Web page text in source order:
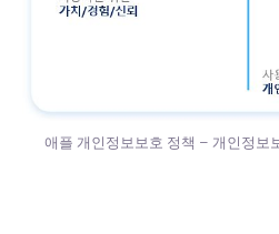
애플 개인정보보호 정책 – 개인정보